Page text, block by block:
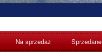
Na sprzedaż Sprzedane